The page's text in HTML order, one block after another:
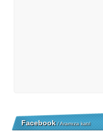
Facebook/ Aramıza katıl